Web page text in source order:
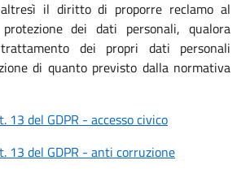
il diritto di proporre reclamo al
dei dati personali, qualora
dei propri dati personali
di quanto previsto dalla normativa
13 del GDPR - accesso civico
13 del GDPR - anti corruzione